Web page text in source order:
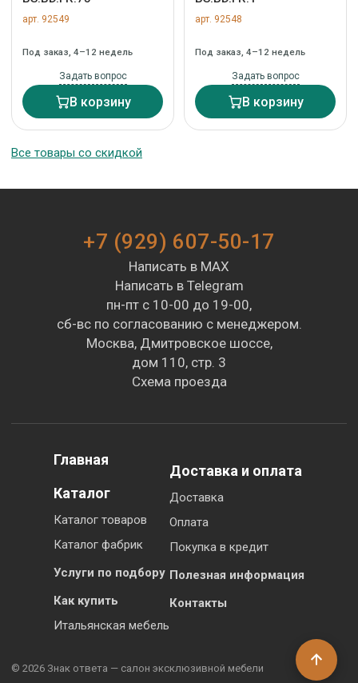
арт. 92549
Под заказ, 4–12 недель
Задать вопрос
В корзину
арт. 92548
Под заказ, 4–12 недель
Задать вопрос
В корзину
Все товары со скидкой
+7 (929) 607-50-17
Написать в MAX
Написать в Telegram
пн-пт с 10-00 до 19-00,
сб-вс по согласованию с менеджером.
Москва, Дмитровское шоссе,
дом 110, стр. 3
Схема проезда
Главная
Каталог
Каталог товаров
Каталог фабрик
Услуги по подбору
Как купить
Итальянская мебель
Доставка и оплата
Доставка
Оплата
Покупка в кредит
Полезная информация
Контакты
© 2026 Знак ответа — салон эксклюзивной мебели